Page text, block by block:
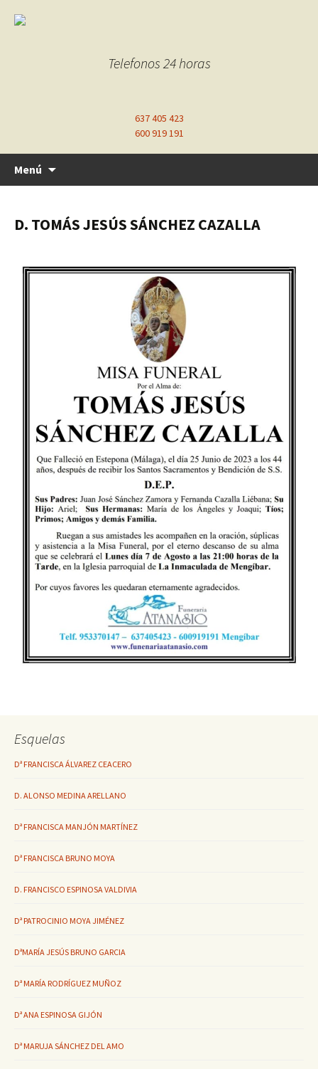
Telefonos 24 horas
637 405 423
600 919 191
Menú
D. TOMÁS JESÚS SÁNCHEZ CAZALLA
Esquelas
Dª FRANCISCA ÁLVAREZ CEACERO
D. ALONSO MEDINA ARELLANO
Dª FRANCISCA MANJÓN MARTÍNEZ
Dª FRANCISCA BRUNO MOYA
D. FRANCISCO ESPINOSA VALDIVIA
Dª PATROCINIO MOYA JIMÉNEZ
DªMARÍA JESÚS BRUNO GARCIA
Dª MARÍA RODRÍGUEZ MUÑOZ
Dª ANA ESPINOSA GIJÓN
Dª MARUJA SÁNCHEZ DEL AMO